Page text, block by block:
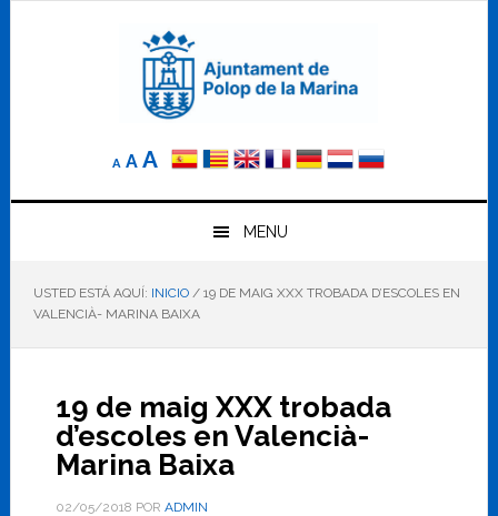
A
Reducir
elA Tamaño
AAumentar
el
tamaño
letra
MENU
USTED ESTÁ AQUÍ: INICIO /19 DE MAIG XXX TROBADA D’ESCOLES EN
VALENCIÀ- MARINA BAIXA
19 de maig XXX trobada
d’escoles en Valencià-
Marina Baixa
02/05/2018 POR ADMIN